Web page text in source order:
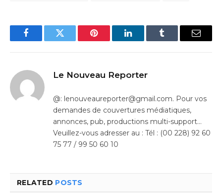
FacebookTwitter Pinterest LinkedInTumblr Email
Le Nouveau Reporter
@: lenouveaureporter@gmail.com. Pour vos
demandes de couvertures médiatiques,
annonces, pub, productions multi-support…
Veuillez-vous adresser au : Tél : (00 228) 92 60
75 77 / 99 50 60 10
RELATED POSTS